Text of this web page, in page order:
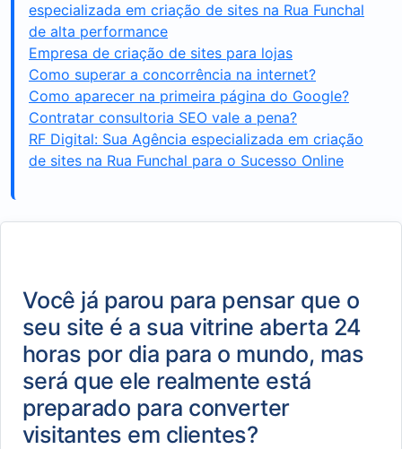
especializada em criação de sites na Rua Funchal
de alta performance
Empresa de criação de sites para lojas
Como superar a concorrência na internet?
Como aparecer na primeira página do Google?
Contratar consultoria SEO vale a pena?
RF Digital: Sua Agência especializada em criação
de sites na Rua Funchal para o Sucesso Online
Você já parou para pensar que o
seu site é a sua vitrine aberta 24
horas por dia para o mundo, mas
será que ele realmente está
preparado para converter
visitantes em clientes?